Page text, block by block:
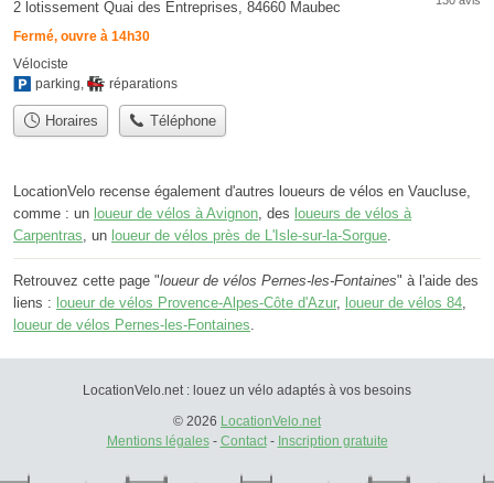
2 lotissement Quai des Entreprises, 84660 Maubec
Fermé, ouvre à 14h30
Vélociste
parking, réparations
Horaires Téléphone
LocationVelo recense également d'autres loueurs de vélos en Vaucluse,
comme : un loueur de vélos à Avignon , des loueurs de vélos à
Carpentras , un loueur de vélos près de L'Isle-sur-la-Sorgue
Retrouvez cette page "loueur de vélos Pernes-les-Fontaines" à l'aide des
liens : loueur de vélos Provence-Alpes-Côte d'Azur, loueur de vélos 84
loueur de vélos Pernes-les-Fontaines
LocationVelo.net : louez un vélo adaptés à vos besoins
© 2026 LocationVelo.net
Mentions légales- Contact- Inscription gratuite